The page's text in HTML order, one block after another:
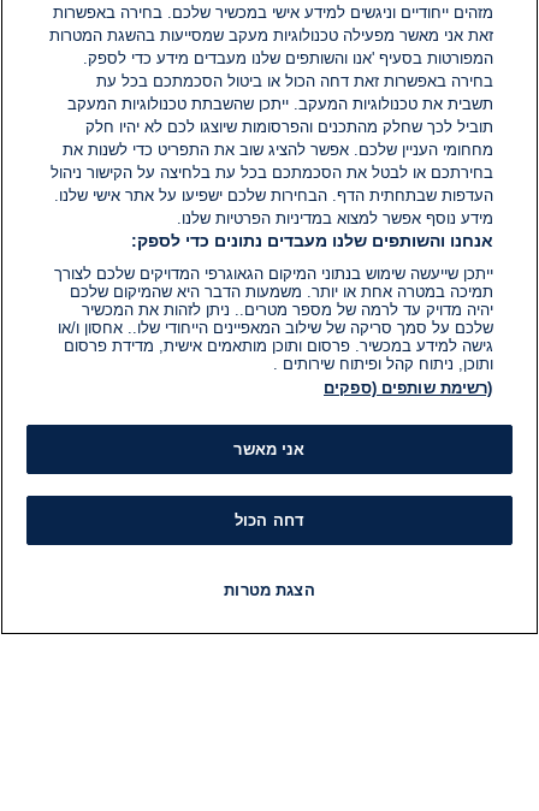
אין עדיין תגובות. היה הראשון להגיב
הוסף תגובה
מזהים ייחודיים וניגשים למידע אישי במכשיר שלכם. בחירה באפשרות
זאת אני מאשר מפעילה טכנולוגיות מעקב שמסייעות בהשגת המטרות
המפורטות בסעיף 'אנו והשותפים שלנו מעבדים מידע כדי לספק.
בחירה באפשרות זאת דחה הכול או ביטול הסכמתכם בכל עת
תשבית את טכנולוגיות המעקב. ייתכן שהשבתת טכנולוגיות המעקב
תוביל לכך שחלק מהתכנים והפרסומות שיוצגו לכם לא יהיו חלק
מחחומי העניין שלכם. אפשר להציג שוב את התפריט כדי לשנות את
בחירתכם או לבטל את הסכמתכם בכל עת בלחיצה על הקישור ניהול
העדפות שבתחתית הדף. הבחירות שלכם ישפיעו על אתר אישי שלנו.
מידע נוסף אפשר למצוא במדיניות הפרטיות שלנו.
אנחנו והשותפים שלנו מעבדים נתונים כדי לספק:
ייתכן שייעשה שימוש בנתוני המיקום הגאוגרפי המדויקים שלכם לצורך
תמיכה במטרה אחת או יותר. משמעות הדבר היא שהמיקום שלכם
יהיה מדויק עד לרמה של מספר מטרים.. ניתן לזהות את המכשיר
שלכם על סמך סריקה של שילוב המאפיינים הייחודי שלו.. אחסון ו/או
גישה למידע במכשיר. פרסום ותוכן מותאמים אישית, מדידת פרסום
ותוכן, ניתוח קהל ופיתוח שירותים .
(רשימת שותפים (ספקים
אני מאשר
דחה הכול
הצגת מטרות